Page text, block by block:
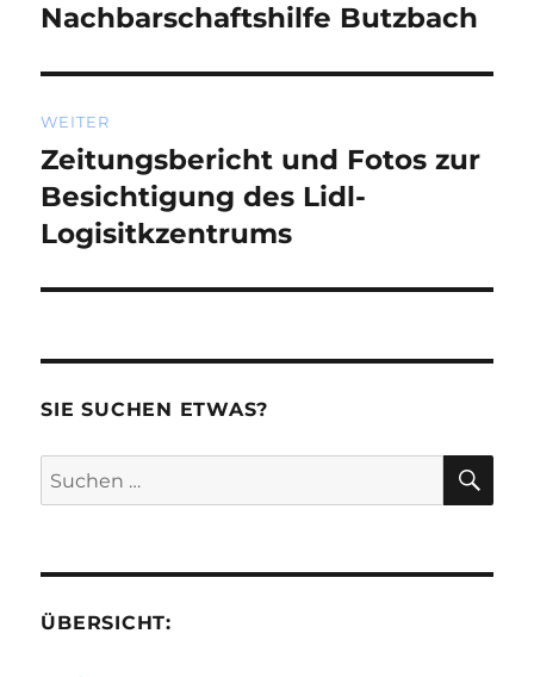
Beitrag:
Nachbarschaftshilfe Butzbach
WEITER
Nächster
Beitrag:
Zeitungsbericht und Fotos zur
Besichtigung des Lidl-
Logisitkzentrums
SIE SUCHEN ETWAS?
Suchen
nach:
ÜBERSICHT: